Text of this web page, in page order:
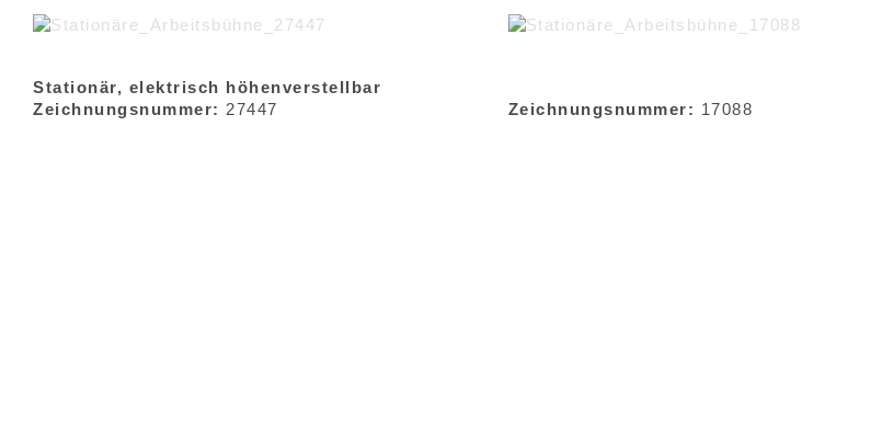
Stationär, elektrisch höhenverstellbar
Zeichnungsnummer: 27447 Zeichnungsnummer: 17088